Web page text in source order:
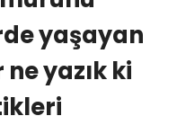
yaşayan
yazık ki